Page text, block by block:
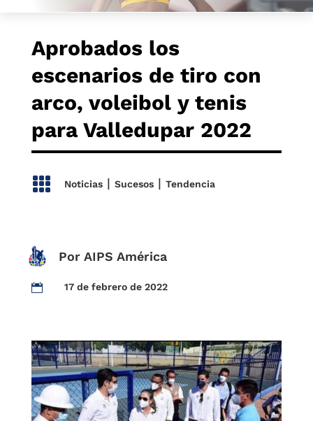
Aprobados los
escenarios de tiro con
arco, voleibol y tenis
para Valledupar 2022
 Noticias| Sucesos| Tendencia
Por AIPS América
 17 de febrero de 2022